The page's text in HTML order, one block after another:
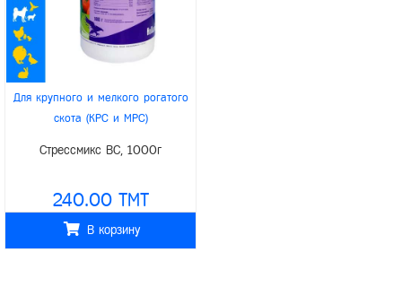
Для крупного и мелкого рогатого
скота (КРС и МРС)
Стрессмикс ВС, 1000г
240.00 TMT
В корзину